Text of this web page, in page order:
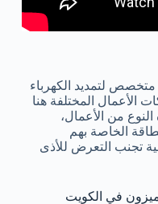
لتمديد الكهرباء
الأعمال المختلفة هنا
من الأعمال،
الخاصة بهم
تجنب التعرض للأذى
في الكويت